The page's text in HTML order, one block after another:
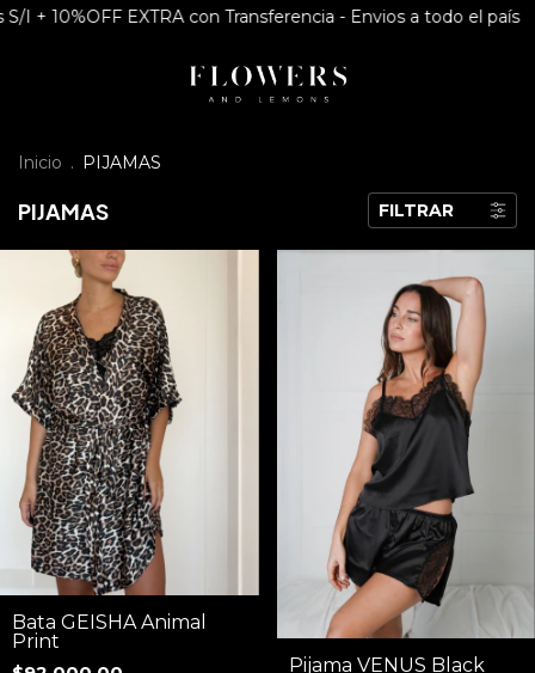
EXTRA con Transferencia - Envios a todo el país 3 cuotas
Inicio . PIJAMAS
PIJAMAS FILTRAR
Bata GEISHA Animal
Print
Pijama VENUS Black